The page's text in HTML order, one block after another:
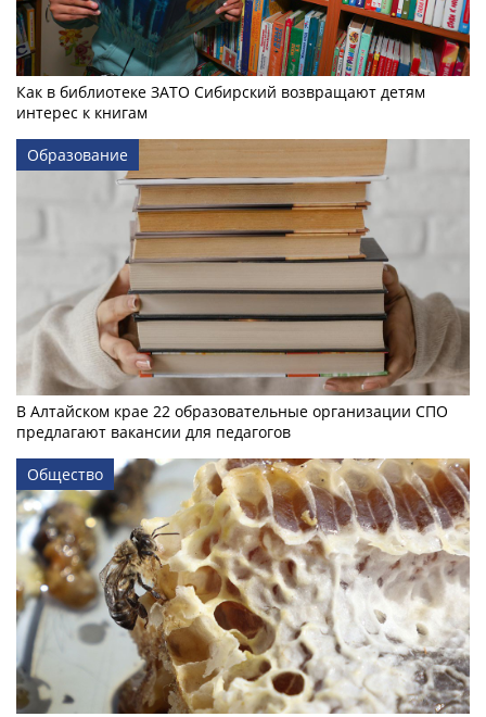
Как в библиотеке ЗАТО Сибирский возвращают детям
интерес к книгам
Образование
В Алтайском крае 22 образовательные организации СПО
предлагают вакансии для педагогов
Общество